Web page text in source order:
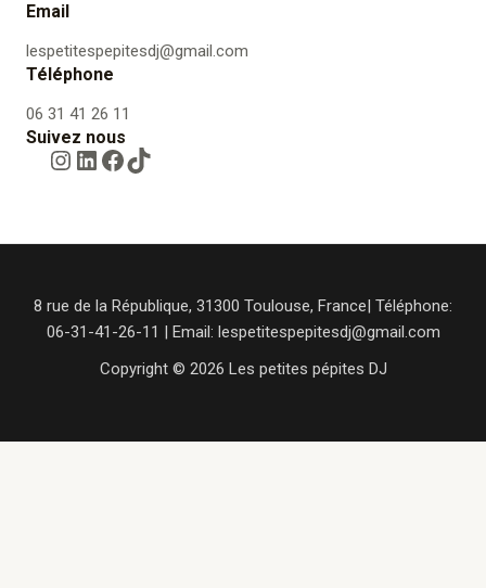
Emai
lespetitespepitesdj@gmail.com​
Téléphone
06 31 41 26 11
Suivez nous
Instagram
LinkedIn
Facebook
TikTok
8 rue de la République, 31300 Toulouse, France| Téléphone:
06-31-41-26-11 | Email: lespetitespepitesdj@gmail.com
Copyright © 2026 Les petites pépites DJ